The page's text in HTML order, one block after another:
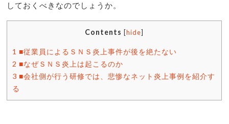
しておくべきなのでしょうか。
Contents [hide]
1 ■従業員によるＳＮＳ炎上事件が後を絶たない
2 ■なぜＳＮＳ炎上は起こるのか
3 ■会社側が行う研修では、悲惨なネット炎上事例を紹介す
る